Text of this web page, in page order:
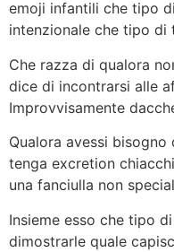
emoji infantili che tipo
intenzionale che tipo di
Che razza di qualora
dice di incontrarsi alle
Improvvisamente
Qualora avessi
tenga excretion
una fanciulla non
Insieme esso che tipo
dimostrarle quale